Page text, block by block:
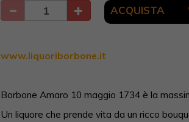
ACQUISTA
www.liquoriborbone.it
Borbone Amaro 10 maggio 1734 è la
Un liquore che prende vita da un ricco